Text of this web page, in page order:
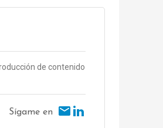
de contenido
Sígame en